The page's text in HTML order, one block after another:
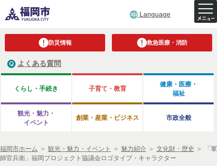
Language
防災情報 救急医療・消防
よくある質問
くらし・手続き 子育て・教育
健康・医療・
福祉
観光・魅力・
イベント
創業・産業・ビジネス 市政全般
福岡市ホーム ＞ 観光・魅力・イベント ＞ 魅力紹介 ＞ 文化財・歴史 ＞
「軍
師官兵衛」福岡プロジェクト協議会ロゴタイプ・キャラクター